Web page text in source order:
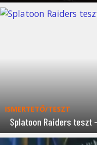
ISMERTETŐ/TESZT
Splatoon Raiders teszt